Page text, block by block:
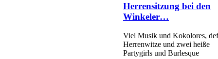
Herrensitzung bei den
Winkeler…
Viel Musik und Kokolores,
Herrenwitze und zwei heiße
Partygirls und Burlesque